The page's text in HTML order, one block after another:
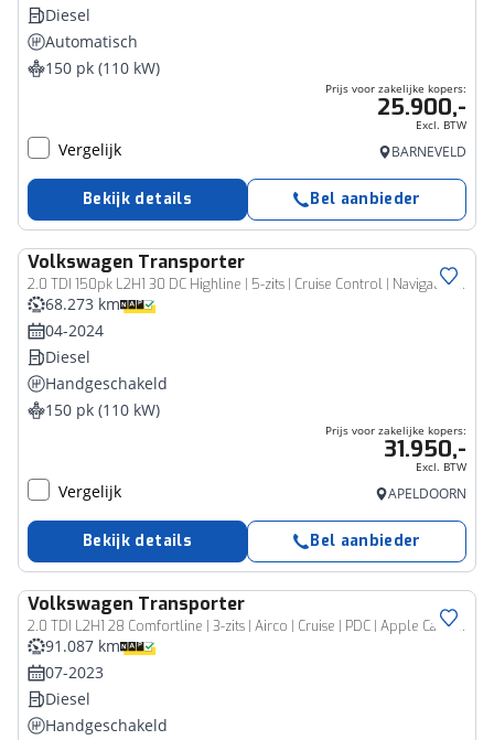
Diesel
Automatisch
150 pk (110 kW)
Prijs voor zakelijke kopers:
25.900,-
Excl. BTW
Vergelijk BARNEVELD
Bekijk details Bel aanbieder
Volkswagen Transporter
2.0 TDI 150pk L2H1 30 DC Highline | 5-zits | Cruise Control | Navigatie | LED Koplampen
Bedrijfswagen
68.273 km
04-2024
Diesel
Handgeschakeld
150 pk (110 kW)
Prijs voor zakelijke kopers:
31.950,-
Excl. BTW
Vergelijk APELDOORN
Bekijk details Bel aanbieder
Volkswagen Transporter
2.0 TDI L2H1 28 Comfortline | 3-zits | Airco | Cruise | PDC | Apple Carplay | Android Auto | Volledig betimmerd |
Bedrijfswagen
91.087 km
07-2023
Diesel
Handgeschakeld